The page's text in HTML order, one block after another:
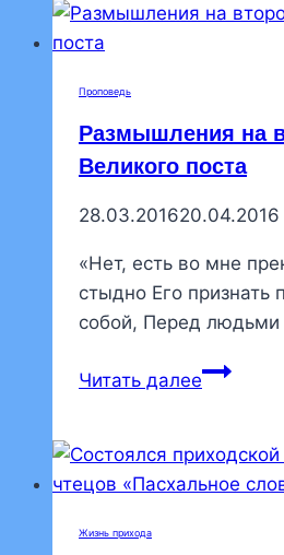
Проповедь
Размышления на
Великого поста
28.03.201620.04.2016
«Нет, есть во мне
стыдно Его признать
собой, Перед
Читать далее
неделе
Жизнь прихода